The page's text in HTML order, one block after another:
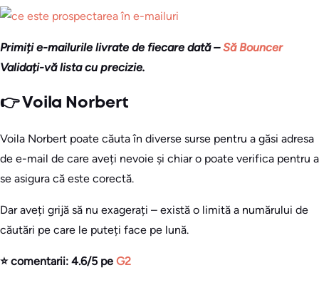
Primiți e-mailurile livrate de fiecare dată –Să Bouncer
Validați-vă lista cu precizie.
👉 Voila Norbert
Voila Norbert poate căuta în diverse surse pentru a găsi adresa
de e-mail de care aveți nevoie și chiar o poate verifica pentru a
se asigura că este corectă.
Dar aveți grijă să nu exagerați – există o limită a numărului de
căutări pe care le puteți face pe lună.
⭐ comentarii: 4.6/5 pe G2